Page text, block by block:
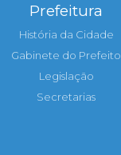
Prefeitura
História da Cidade
Gabinete do Prefeito
Legislação
Secretarias